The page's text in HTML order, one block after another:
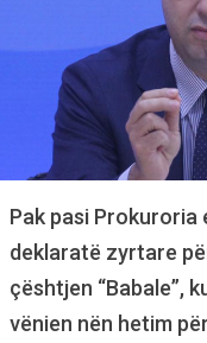
Pak pasi Prokuroria
deklaratë zyrtare
çështjen “Babale”,
vënien nën hetim